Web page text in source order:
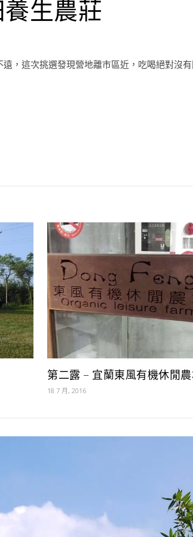
生農莊
，這次挑選發現營地離市區近，吃喝絕對沒
第二露 – 宜蘭東風有機休閒
18 7 月, 2016